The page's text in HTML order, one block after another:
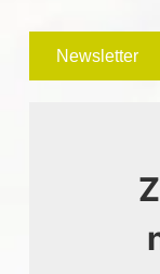
Newsletter